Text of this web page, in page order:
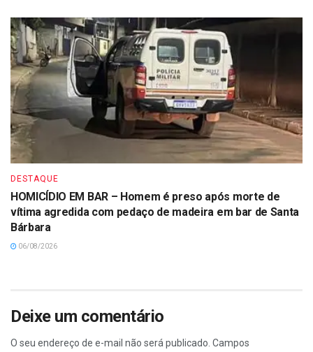
DESTAQUE
HOMICÍDIO EM BAR – Homem é preso após morte de
vítima agredida com pedaço de madeira em bar de Santa
Bárbara
06/08/2026
Deixe um comentário
O seu endereço de e-mail não será publicado. Campos